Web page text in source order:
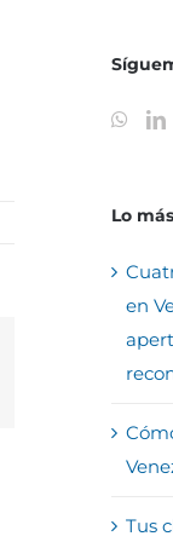
Lo
en
Tus